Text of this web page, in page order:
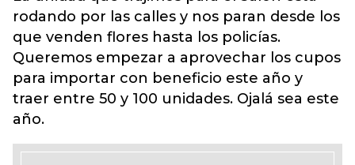
rodando por las calles y nos paran desde los
que venden flores hasta los policías.
Queremos empezar a aprovechar los cupos
para importar con beneficio este año y
traer entre 50 y 100 unidades. Ojalá sea este
año.